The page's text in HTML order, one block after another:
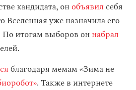
кандидата, он объявилсебя
Вселенная уже назначила его
По итогам выборов он набрал
благодаря мемам «Зима не
. Также в интернете